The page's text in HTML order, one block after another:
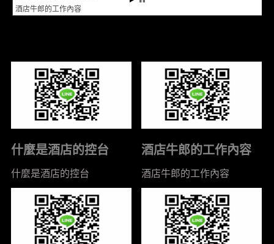
酒店牛郎的工作內容
什麼是酒店的控台
什麼是酒店的控台
酒店牛郎的工作內容
酒店牛郎的工作內容